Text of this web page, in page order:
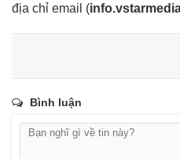
địa chỉ email (
Bình luận